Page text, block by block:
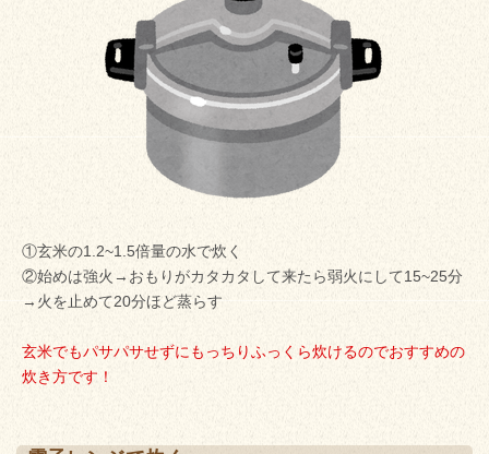
①玄米の1.2~1.5倍量の水で炊く
②始めは強火→おもりがカタカタして来たら弱火にして15~25分
→火を止めて20分ほど蒸らす
玄米でもパサパサせずにもっちりふっくら炊けるのでおすすめの
炊き方です！